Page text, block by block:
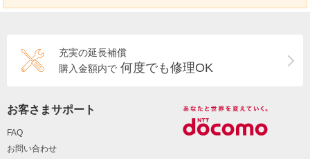
充実の延長補償
購入金額内で 何度でも修理OK
お客さまサポート
FAQ
お問い合わせ